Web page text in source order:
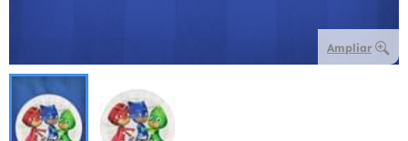
Ampliar